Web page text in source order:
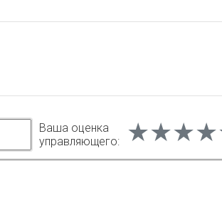
Ваша оценка
управляющего: